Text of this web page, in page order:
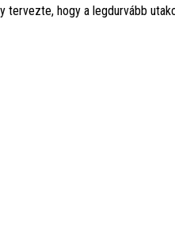
tervezte, hogy a legdurvább